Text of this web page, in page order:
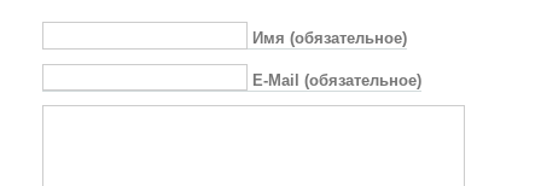
Имя (обязательное)
E-Mail (обязательное)